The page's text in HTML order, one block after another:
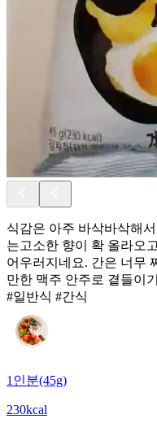
식감은 아주 바삭바삭해
는고소한 향이 확 올라오
어우러지네요. 간은 너무
만한 맥주 안주로 곁들이
#일반식 #간식
1인분(45g)
230kcal